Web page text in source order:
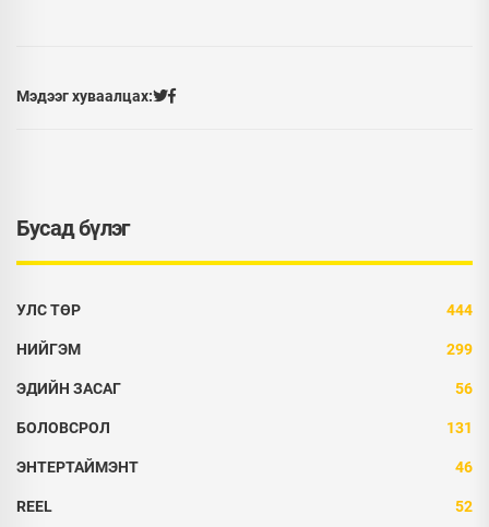
Мэдээг хуваалцах:
Бусад бүлэг
УЛС ТӨР 444
НИЙГЭМ 299
ЭДИЙН ЗАСАГ 56
БОЛОВСРОЛ 131
ЭНТЕРТАЙМЭНТ 46
REEL 52